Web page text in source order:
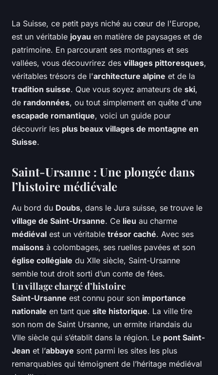
La Suisse, ce petit pays niché au cœur de l'Europe,
est un véritable joyau en matière de paysages et de
patrimoine. En parcourant ses montagnes et ses
vallées, vous découvrirez des villages pittoresques,
véritables trésors de l'architecture alpine et de la
tradition suisse. Que vous soyez amateurs de ski,
de randonnées, ou tout simplement en quête d'une
escapade romantique, voici un guide pour
découvrir les plus beaux villages de montagne en
Suisse.
Saint-Ursanne : Une plongée dans
l’histoire médiévale
Au bord du Doubs, dans le Jura suisse, se trouve le
village de Saint-Ursanne. Ce lieu au charme
médiéval est un véritable trésor caché. Avec ses
maisons à colombages, ses ruelles pavées et son
église collégiale du XIIe siècle, Saint-Ursanne
semble tout droit sorti d’un conte de fées.
Un village chargé d’histoire
Saint-Ursanne est connu pour son importance
nationale en tant que site historique. La ville tire
son nom de Saint Ursanne, un ermite irlandais du
VIIe siècle qui s’établit dans la région. Le pont Saint-
Jean et l’abbaye sont parmi les sites les plus
remarquables qui témoignent de l’héritage médiéval